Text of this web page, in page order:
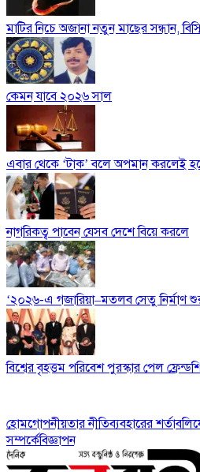
মাটির নিচে অজানা নতুন মাছের সন্ধান,
কেমন যাবে ২০২৬ সাল
এবার থেকে ‘টাক’ বলে অপমান করলেই
নাগরিকত্ব পাবেন যেসব দেশে বিয়ে করলে
‘২০২৬-এ গজারিয়া–মতলব সেতু নির্মাণ
বিশ্বের বৃহত্তম পরিবেশ পুরস্কার পেল
হোমগোপনীয়তার নীতিব্যবহারের শর্তাবলি
সম্পর্কেবিজ্ঞাপন